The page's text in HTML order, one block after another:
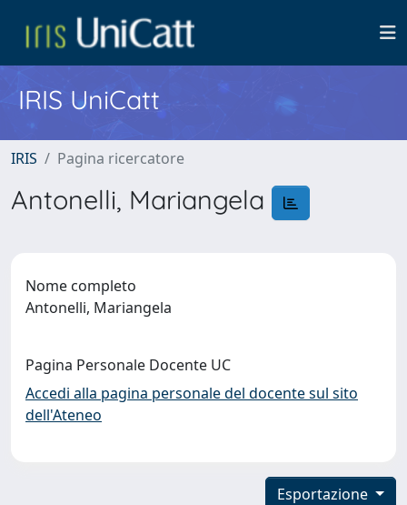
IRIS UniCatt
IRIS Pagina ricercatore
Antonelli, Mariangela
Nome completo
Antonelli, Mariangela
Pagina Personale Docente UC
Accedi alla pagina personale del docente sul sito
dell'Ateneo
Esportazione